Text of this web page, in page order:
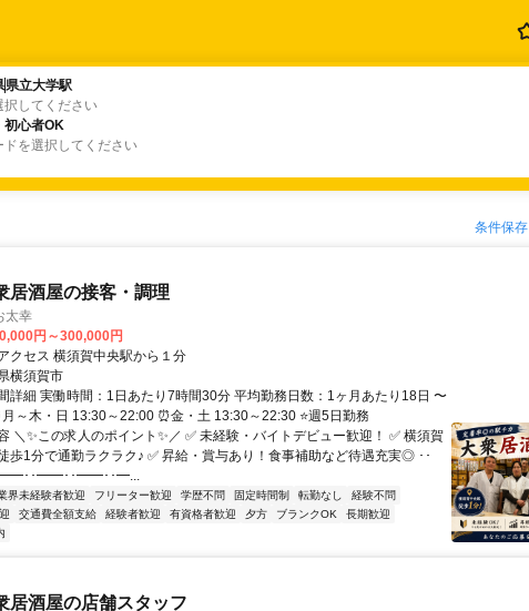
県立大学駅
択してください
初心者OK
ドを選択してください
県立大学駅
初心者OK
条件保存
居酒屋の接客・調理
太幸
円～300,000円
クセス 横須賀中央駅から１分
横須賀市
詳細 実働時間：1日あたり7時間30分 平均勤務日数：1ヶ月あたり18日 〜
～木・日 13:30～22:00 ⏰金・土 13:30～22:30 ⭐週5日勤務
＼✨この求人のポイント✨／ ✅ 未経験・バイトデビュー歓迎！ ✅ 横須賀
歩1分で通勤ラクラク♪ ✅ 昇給・賞与あり！食事補助など待遇充実◎ ･･
･･━━･･━━･･━...
界未経験者歓迎 フリーター歓迎 学歴不問 固定時間制 転勤なし
経験不問
交通費全額支給 経験者歓迎 有資格者歓迎 夕方 ブランクOK
長期歓迎
居酒屋の店舗スタッフ